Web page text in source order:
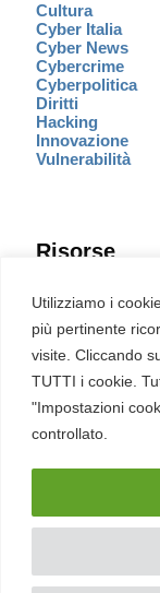
Utilizziamo i
più pertinente
visite. Cliccando
TUTTI i cookie.
"Impostazioni
controllato.
Cultura
Cyber Italia
Cyber News
Cybercrime
Cyberpolitica
Diritti
Hacking
Innovazione
Vulnerabilità
Risorse
Eventi
Fumetto Cyber
Newsletter
Servizi
Pubblicità
English
Ultime CVE
2026 –